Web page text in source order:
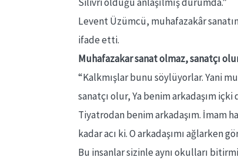
Levent Üzümcü, muhafazakâr
ifade etti.
Muhafazakar sanat olmaz, sanatçı
“Kalkmışlar bunu söylüyorlar. Yani
sanatçı olur, Ya benim arkadaşım
Tiyatrodan benim arkadaşım. İmam
kadar acı ki. O arkadaşımı ağlarken
Bu insanlar sizinle aynı okulları